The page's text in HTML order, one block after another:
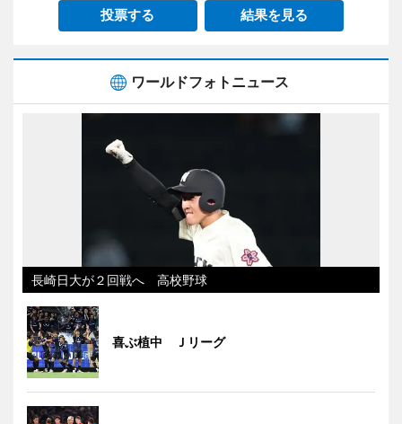
投票する 結果を見る
ワールドフォトニュース
長崎日大が２回戦へ 高校野球
喜ぶ植中 Ｊリーグ